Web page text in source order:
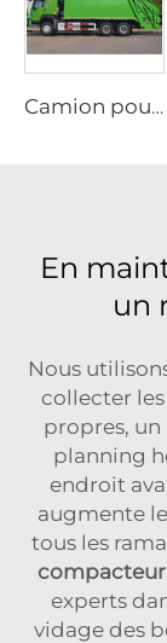
Camion poubelle compacteur HOWO 6*4 20cbm avec système hydraulique PLC, chargement arrière, véhicule de gestion des déchets
En
un
Nous
collecter
propres, un
planning
endroit
augmente
tous les
experts
vidage des